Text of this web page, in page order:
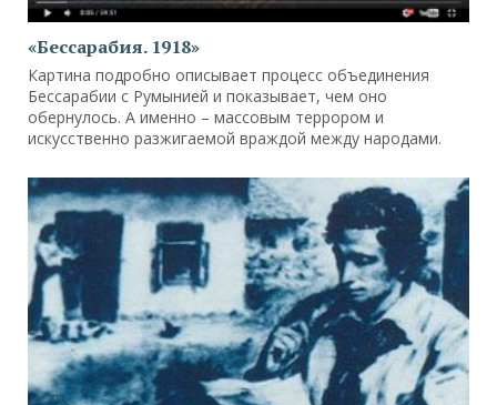
«Бессарабия. 1918»
Картина подробно описывает процесс объединения
Бессарабии с Румынией и показывает, чем оно
обернулось. А именно – массовым террором и
искусственно разжигаемой враждой между народами.